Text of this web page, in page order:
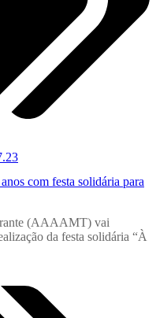
com festa solidária para
(AAAAMT) vai
da festa solidária “À